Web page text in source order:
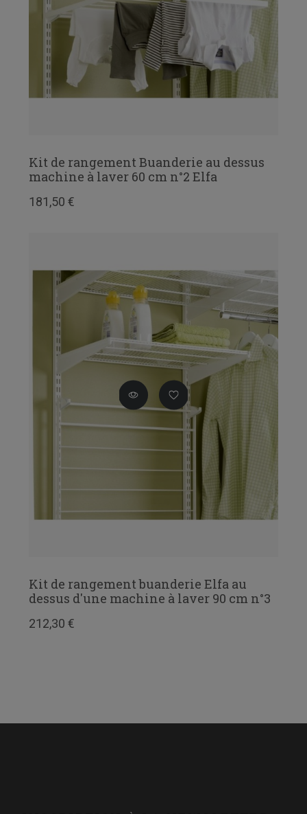
Kit de rangement Buanderie au dessus
machine à laver 60 cm n°2 Elfa
181,50 €
Kit de rangement buanderie Elfa au
dessus d'une machine à laver 90 cm n°3
212,30 €